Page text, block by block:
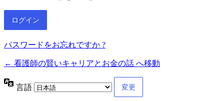
パスワードをお忘れですか ?
← 看護師の賢いキャリアとお金の話 へ移動
言語